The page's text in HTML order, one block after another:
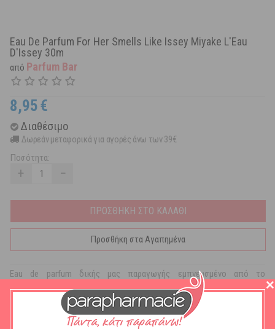
Eau De Parfum For Her Smells Like Issey Miyake L'Eau
D'Issey 30m
από Parfum Bar
8,95€
Διαθέσιμο
Δωρεάν μεταφορικά για αγορές άνω των 39€
Ποσότητα:
+ −
ΠΡΟΣΘΗΚΗ ΣΤΟ ΚΑΛΑΘΙ
Προσθήκη στα Αγαπημένα
Eau de parfum δικής μας παραγωγής εμπνευσμένο από το
L'eau D'issey Edp, γυναικείο λουλουδάτο και αισθησιακό άρωμα που
αποτελείται από ηλιόλουστα λουλούδια.Ψεκάστε στο εσωτερικό
των καρπών και των αγκώνων, στο λαιμό και το ντεκολτέ. Νότες